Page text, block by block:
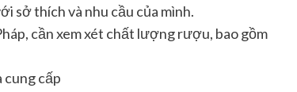
sở thích và nhu cầu của mình.
cần xem xét chất lượng rượu, bao gồm
cung cấp